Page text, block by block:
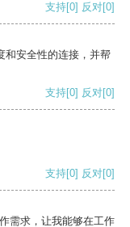
支持[0] 反对[0]
和安全性的连接，并帮
支持[0] 反对[0]
支持[0] 反对[0]
需求，让我能够在工作